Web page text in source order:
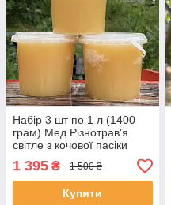
Набір 3 шт по 1 л (1400
грам) Мед Різнотрав'я
світле з кочової пасіки
2025 р
1 395 ₴ 1 500 ₴
Купити